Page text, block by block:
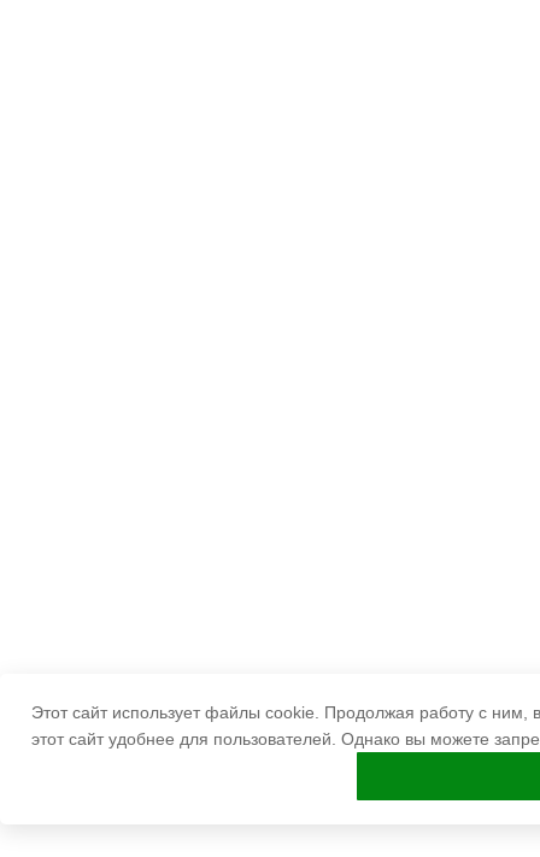
Этот сайт использует файлы cookie. Продолжая работу с
этот сайт удобнее для пользователей. Однако вы можете